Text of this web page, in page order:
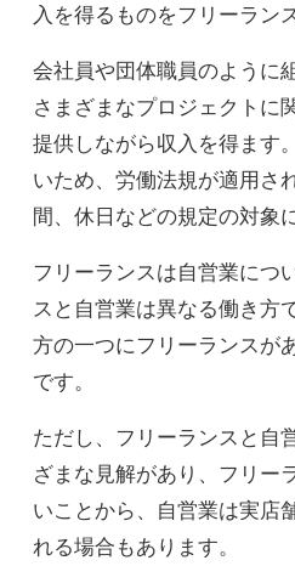
入を得るものをフリーラン
会社員や団体職員のように
さまざまなプロジェクトに
提供しながら収入を得ます
いため、労働法規が適用さ
間、休日などの規定の対象
フリーランスは自営業につ
スと自営業は異なる働き方
方の一つにフリーランスが
です。
ただし、フリーランスと自
ざまな見解があり、フリー
いことから、自営業は実店
れる場合もあります。